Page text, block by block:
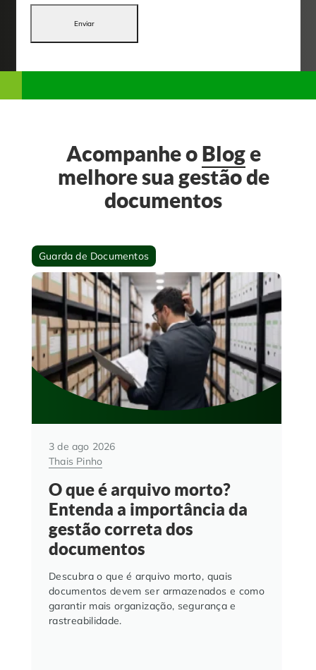
Enviar
Acompanhe o Bloge
melhore sua gestão de
documentos
Guarda de Documentos
3 de ago 2026
Thais Pinho
O que é arquivo morto?
Entenda a importância da
gestão correta dos
documentos
Descubra o que é arquivo morto, quais
documentos devem ser armazenados e como
garantir mais organização, segurança e
rastreabilidade.